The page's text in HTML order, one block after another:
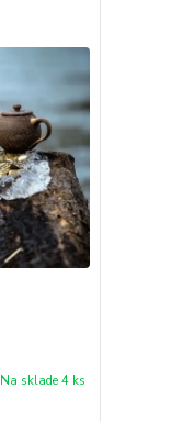
Na sklade 4 ks